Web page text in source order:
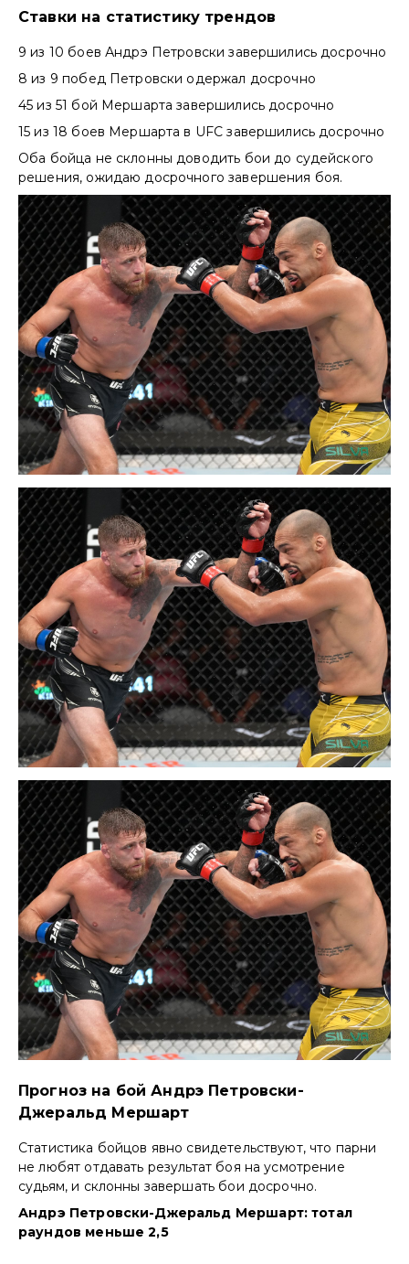
Ставки на статистику трендов
9 из 10 боев Андрэ Петровски завершились досрочно
8 из 9 побед Петровски одержал досрочно
45 из 51 бой Мершарта завершились досрочно
15 из 18 боев Мершарта в UFC завершились досрочно
Оба бойца не склонны доводить бои до судейского
решения, ожидаю досрочного завершения боя.
Прогноз на бой Андрэ Петровски-
Джеральд Мершарт
Статистика бойцов явно свидетельствуют, что парни
не любят отдавать результат боя на усмотрение
судьям, и склонны завершать бои досрочно.
Андрэ Петровски-Джеральд Мершарт: тотал
раундов меньше 2,5